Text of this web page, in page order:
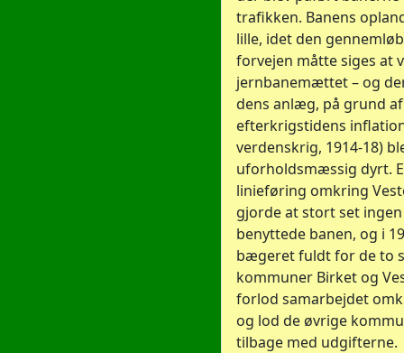
trafikken. Banens
lille, idet den
forvejen måtte siges at
jernbanemættet – og
dens anlæg, på grund af
efterkrigstidens
verdenskrig, 1914-18)
uforholdsmæssig dyrt.
linieføring omkring
gjorde at stort set
benyttede banen, og i
bægeret fuldt for de to
kommuner Birket og
forlod samarbejdet
og lod de øvrige
tilbage med udgifterne.